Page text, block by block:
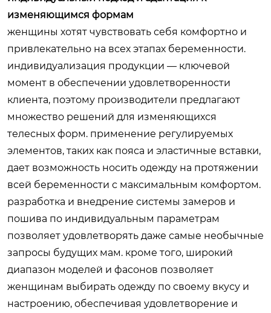
изменяющимся формам
женщины хотят чувствовать себя комфортно и
привлекательно на всех этапах беременности.
индивидуализация продукции — ключевой
момент в обеспечении удовлетворенности
клиента, поэтому производители предлагают
множество решений для изменяющихся
телесных форм. применение регулируемых
элементов, таких как пояса и эластичные вставки,
дает возможность носить одежду на протяжении
всей беременности с максимальным комфортом.
разработка и внедрение системы замеров и
пошива по индивидуальным параметрам
позволяет удовлетворять даже самые необычные
запросы будущих мам. кроме того, широкий
диапазон моделей и фасонов позволяет
женщинам выбирать одежду по своему вкусу и
настроению, обеспечивая удовлетворение и